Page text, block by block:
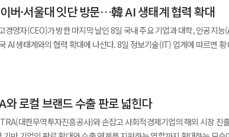
기업을 넘어 ‘통합 바이오 플랫폼 기업’으로서의 입지를 강화할 수 있을
확대가 맞물리며 글로벌 시장에서의 존재감이 한층 커질 것이라는 기
응급 수술 대응 체계를 구축한 데 이어 이번 시스템 도입으로 스마트 의료
태를 정밀하게 관리하고 지역 주민들이 신뢰할 수 있는 의료 환경을 조
“의료 현장의 요구를 반영한 디지털 헬스케어 솔루션을 기반으로 스마
세 번째 기수로 대원제약의 연구개발 및 사업화 역량과 창업기업의 혁
협업 모델을 구축하기 위해 마련됐다. 올해는 기술력과 사업성을 종합
서 경쟁력을 보유한 옴니아메드와 큐리오사바이오사이언스 등 2개 기
26만장의 차질 없는 도입을 요청했다. 또 엔비디아의 차세대 AI 컴퓨
입을 연내 추진할 수 있도록 협력을 당부했다. AI 팩토리는 GPU와 네트
습, 추론까지 AI 전 과정을 수행하는 차세대 지능형 데이터센터다. 정부의 관심은
. 배 부총리는 한국이 거대언어모델(LLM) 경쟁에서는 미국 빅테크에 뒤처
피지컬 AI에서는 앞서갈 수 있다는 점을 강조했다. 피지컬 AI는 AI가 현
기대한다고 밝혔다. 앞서 엔비디아가 서울 근무 조건으로 피지컬 AI 관
어든 것으로 보인다. 황 CEO는 이날 한국 AI 산업에 대한 강한
버·서울대 잇단 방문…韓 AI 생태계 협력 확대
경영자(CEO)가 방한 마지막 날인 8일 국내 주요 기업과 대학, 인공지능
에 나선다. 8일 정보기술(IT) 업계에 따르면 황 CEO는 이날
로 서울대, 현대자동차그룹 양재 사옥, 네이버 제2사옥 '1784'를 차례로
라 분야 협력이 주요 의제가 될 전망이다. LG전자는 올해 로봇 사업 확
솔루션과 냉난방공조(HVAC) 사업도 적극 육성하고 있다. LG AI연구원
과 로봇·반도체 부품, 통신·클라우드 분야에서 엔비디아와 협력 확대
와 로컬 브랜드 수출 판로 넓힌다
대한무역투자진흥공사)와 손잡고 사회적경제기업의 해외 시장 진